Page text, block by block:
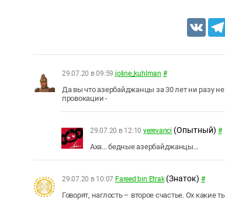
VK
29.07.20 в 09:59 joline_kuhlman #
Да вы что азербайджанцы за 30 лет ни разу
провокации -
29.07.20 в 12:10 yerevanci (Опытный) #
Аха... бедные азербайджанцы...
29.07.20 в 10:07 Fareed bin Etrak (Знаток) #
Говорят, наглость – второе счастье. Ох